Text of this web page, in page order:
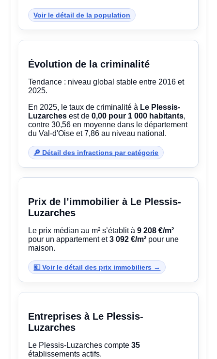
Voir le détail de la population
Évolution de la criminalité
Tendance : niveau global stable entre 2016 et
2025.
En 2025, le taux de criminalité à Le Plessis-
Luzarches est de0,00 pour 1 000 habitants,
contre 30,56 en moyenne dans le département
du Val-d'Oise et 7,86 au niveau national.
🔎 Détail des infractions par catégorie
Prix de l’immobilier à Le Plessis-
Luzarches
Le prix médian au m² s’établit à9 208 €/m²
pour un appartement et3 092 €/m² pour une
maison.
💶 Voir le détail des prix immobiliers →
Entreprises à Le Plessis-
Luzarches
Le Plessis-Luzarches compte35
établissements actifs.